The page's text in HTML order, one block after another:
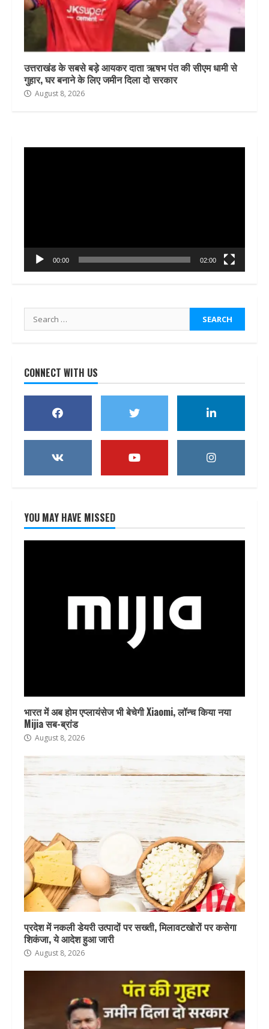
उत्तराखंड के सबसे बड़े आयकर दाता ऋषभ पंत की सीएम धामी से
गुहार, घर बनाने के लिए जमीन दिला दो सरकार
August 8, 2026
00:00 02:00
Search
for:
CONNECT WITH US
YOU MAY HAVE MISSED
भारत में अब होम एप्लायंसेज भी बेचेगी Xiaomi, लॉन्च किया नया
Mijia सब-ब्रांड
August 8, 2026
प्रदेश में नकली डेयरी उत्पादों पर सख्ती, मिलावटखोरों पर कसेगा
शिकंजा, ये आदेश हुआ जारी
August 8, 2026